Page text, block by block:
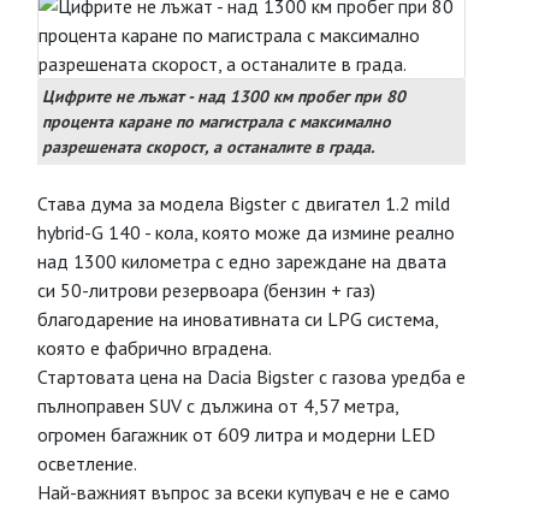
Цифрите не лъжат - над 1300 км пробег при 80
процента каране по магистрала с максимално
разрешената скорост, а останалите в града.
Става дума за модела Bigster с двигател 1.2 mild
hybrid-G 140 - кола, която може да измине реално
над 1300 километра с едно зареждане на двата
си 50-литрови резервоара (бензин + газ)
благодарение на иновативната си LPG система,
която е фабрично вградена.
Стартовата цена на Dacia Bigster с газова уредба е
пълноправен SUV с дължина от 4,57 метра,
огромен багажник от 609 литра и модерни LED
осветление.
Най-важният въпрос за всеки купувач е не е само